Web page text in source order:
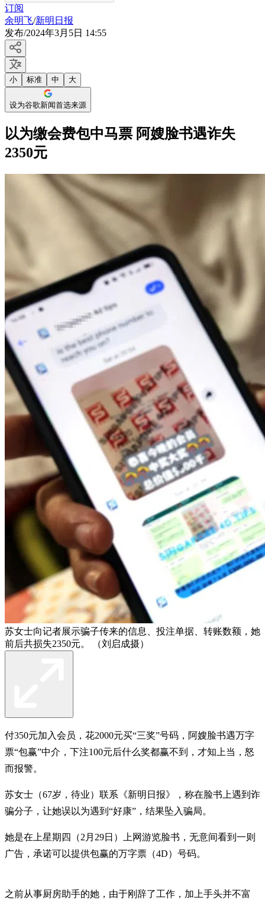
订阅
余明飞/新明日报
发布/2024年3月5日 14:55
小 标准 中 大
设为谷歌新闻首选来源
以为缴会费包中马票 阿嫂脸书遇诈失
2350元
苏女士向记者展示骗子传来的信息、投注单据、转账数额，她
前后共损失2350元。 （刘启成摄）
付350元加入会员，花2000元买“三奖”号码，阿嫂脸书遇万字
票“包赢”中介，下注100元后什么奖都赢不到，才知上当，怒
而报警。
苏女士（67岁，待业）联系《新明日报》，称在脸书上遇到诈
骗分子，让她误以为遇到“好康”，结果坠入骗局。
她是在上星期四（2月29日）上网游览脸书，无意间看到一则
广告，承诺可以提供包赢的万字票（4D）号码。
之前从事厨房助手的她，由于刚辞了工作，加上手头并不富